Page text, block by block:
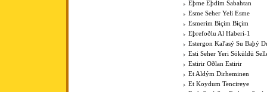
Eþme Eþdim Sabahtan
Esme Seher Yeli Esme
Esmerim Biçim Biçim
Eþrefoðlu Al Haberi-1
Estergon Kal'asý Su Baþý
Esti Seher Yeri Söküldü
Estirir Oðlan Estirir
Et Aldým Dirheminen
Et Koydum Tencireye